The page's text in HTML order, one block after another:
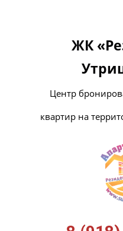
ЖК
Центр
квартир на
Г
Г